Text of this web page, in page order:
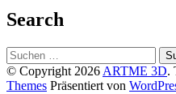
Search
Suchen
nach:
© Copyright 2026 ARTME 3D.
Themes Präsentiert von